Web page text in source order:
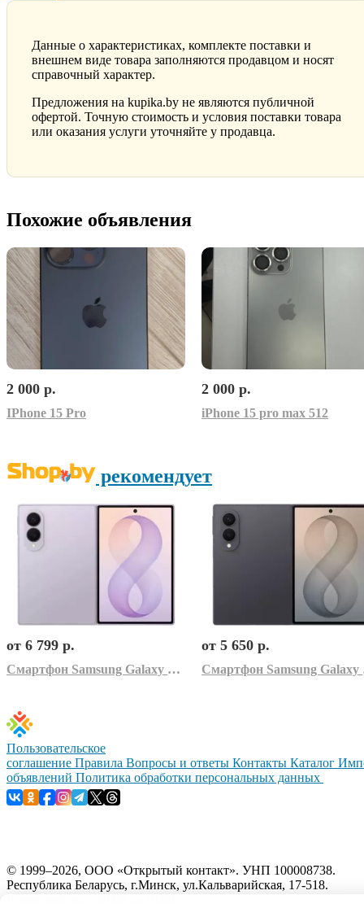
Данные о характеристиках, комплекте поставки и
внешнем виде товара заполняются продавцом и носят
справочный характер.
Предложения на kupika.by не являются публичной
офертой. Точную стоимость и условия поставки товара
или оказания услуги уточняйте у продавца.
Похожие объявления
2 000 р.
IPhone 15 Pro
2 000 р.
iPhone 15 pro max 512
рекомендует
от 6 799 р.
Смартфон Samsung Galaxy Z Fold8 SM-F971B 12GB/512GB (лаванда)
от 5 650 р.
Пользовательское
соглашение Правила Вопросы и ответы Контакты Каталог
объявлений Политика обработки персональных данных
© 1999–2026, ООО «Открытый контакт». УНП 100008738.
Республика Беларусь, г.Минск, ул.Кальварийская, 17-518.